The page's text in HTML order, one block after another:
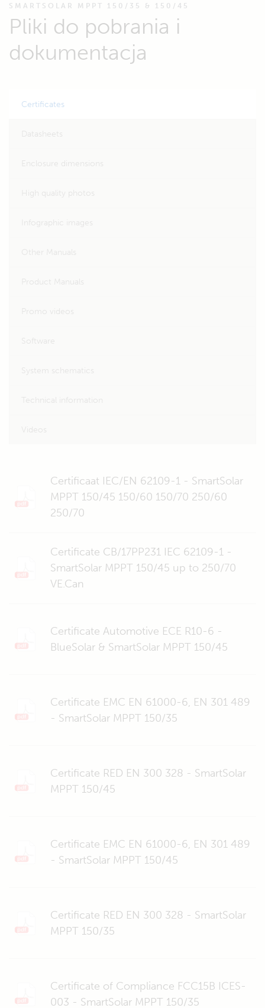
SMARTSOLAR MPPT 150/35 & 150/45
Pliki do pobrania i
dokumentacja
Certificates
Certificaat IEC/EN 62109-1 - SmartSolar
MPPT 150/45 150/60 150/70 250/60
250/70
Certificate CB/17PP231 IEC 62109-1 -
SmartSolar MPPT 150/45 up to 250/70
VE.Can
Certificate Automotive ECE R10-6 -
BlueSolar & SmartSolar MPPT 150/45
Certificate EMC EN 61000-6, EN 301 489
- SmartSolar MPPT 150/35
Certificate RED EN 300 328 - SmartSolar
MPPT 150/45
Certificate EMC EN 61000-6, EN 301 489
- SmartSolar MPPT 150/45
Certificate RED EN 300 328 - SmartSolar
MPPT 150/35
Certificate of Compliance FCC15B ICES-
003 - SmartSolar MPPT 150/35